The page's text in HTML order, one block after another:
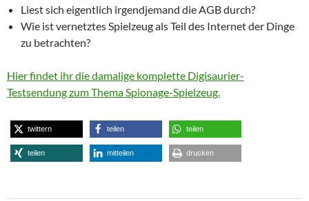
Liest sich eigentlich irgendjemand die AGB durch?
Wie ist vernetztes Spielzeug als Teil des Internet der Dinge
zu betrachten?
Hier findet ihr die damalige komplette Digisaurier-
Testsendung zum Thema Spionage-Spielzeug.
twittern teilen teilen
teilen mitteilen drucken